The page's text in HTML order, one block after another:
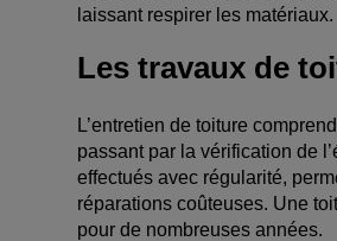
laissant respirer les matériaux.
Les travaux de
L’entretien de toiture
passant par la vérification de
effectués avec régularité,
réparations coûteuses. Une
pour de nombreuses années.